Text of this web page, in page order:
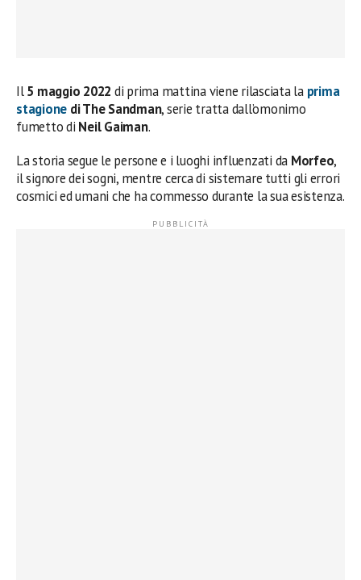
Il5 maggio 2022 di prima mattina viene rilasciata la prima
stagione diThe Sandman, serie tratta dall’omonimo
fumetto di Neil Gaiman.
La storia segue le persone e i luoghi influenzati da Morfeo,
il signore dei sogni, mentre cerca di sistemare tutti gli errori
cosmici ed umani che ha commesso durante la sua esistenza.